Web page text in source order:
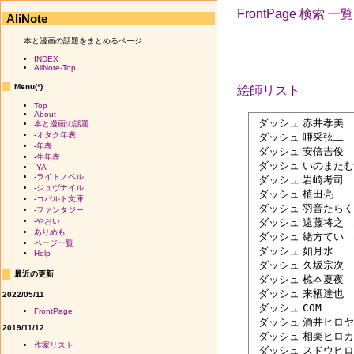
FrontPage 検索 一覧
絵師リスト
ダッシュ	赤井孝美	アカイタカミ
ダッシュ	唖采弦二	アサイゲンジ
ダッシュ	安倍吉俊	アベヨシトシ
ダッシュ	いのまたむつみ	イノマタムツミ
ダッシュ	岩崎考司	イワサキコウジ
ダッシュ	植田亮	ウエダリョウ
ダッシュ	羽音たらく	ウオンタラク
ダッシュ	遠藤将之	エンドウマサユキ
ダッシュ	緒方てい	オガタテイ
ダッシュ	如月水	キラサギミズ
ダッシュ	久坂宗次	クサカソウジ
ダッシュ	椋本夏夜	クラモトカヤ
ダッシュ	来栖達也	クルスタツヤ
ダッシュ	COM	コム
ダッシュ	酒井ヒロヤス	サカイヒロヤス
ダッシュ	相楽ヒロカズ	サガラヒロカズ
ダッシュ	スドウヒロシ	スドウヒロシ
AliNote
本と漫画の話題をまとめるページ
INDEX
AliNote-Top
Menu(*)
Top
About
本と漫画の話題
-オタク年表
-年表
-生年表
-YA
-ライトノベル
-ジュヴナイル
-コバルト文庫
-ファンタジー
-やおい
ありめも
ページ一覧
Help
最近の更新
2022/05/11
FrontPage
2019/11/12
作家リスト